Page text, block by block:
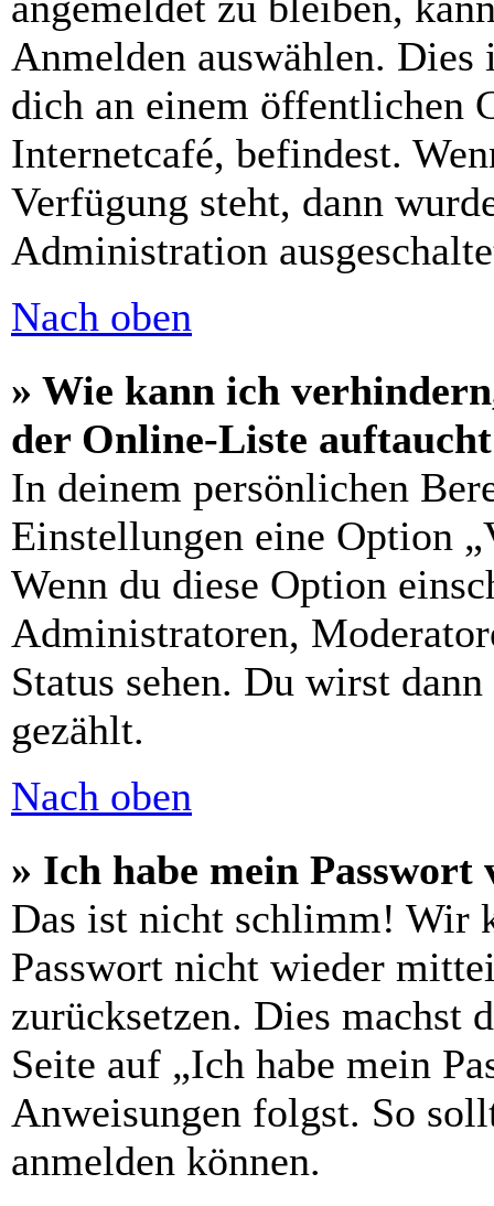
Anmelden auswählen.
dich an einem öffentlichen
Internetcafé, befindest.
Verfügung steht, dann
Administration
Nach oben
» Wie kann ich
der Online-Liste
In deinem persönlichen
Einstellungen eine Option
Wenn du diese Option
Administratoren,
Status sehen. Du wirst
gezählt.
Nach oben
» Ich habe mein Passwort
Das ist nicht schlimm! Wir
Passwort nicht wieder
zurücksetzen. Dies machst
Seite auf „Ich habe mein
Anweisungen folgst. So
anmelden können.